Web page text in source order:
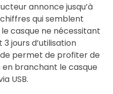
annonce jusqu’à
qui semblent
casque ne nécessitant
jours d’utilisation
permet de profiter de
branchant le casque
USB.